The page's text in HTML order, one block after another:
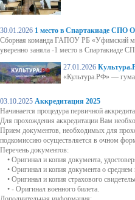
30.01.2026 1 место в Спартакиаде СПО
Сборная команда ГАПОУ РБ «Уфимский
уверенно заняла -1 место в Спартакиаде
27.01.2026
«Культура.РФ» —
03.10.2025 Аккредитация 2025
Начинается процедура первичной
Для прохождения аккредитации Вам
Прием документов, необходимых для
подкомиссию осуществляется в очном
Перечень документов:
• Оригинал и копия документа,
• Оригинал и копия документа о
• Оригинал и копия страхового
• - Оригинал военного билета.